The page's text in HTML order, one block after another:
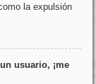
la expulsión
usuario, ¡me